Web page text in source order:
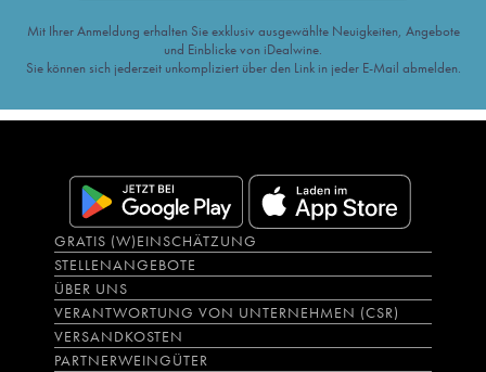
Mit Ihrer Anmeldung erhalten Sie exklusiv ausgewählte Neuigkeiten, Angebote
und Einblicke von iDealwine.
Sie können sich jederzeit unkompliziert über den Link in jeder E-Mail abmelden.
GRATIS (W)EINSCHÄTZUNG
STELLENANGEBOTE
ÜBER UNS
VERANTWORTUNG VON UNTERNEHMEN (CSR)
VERSANDKOSTEN
PARTNERWEINGÜTER